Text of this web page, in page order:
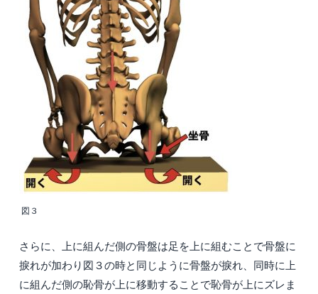
図３
さらに、上に組んだ側の骨盤は足を上に組むことで骨盤に
捩れが加わり図３の時と同じように骨盤が捩れ、同時に上
に組んだ側の恥骨が上に移動することで恥骨が上にズレま